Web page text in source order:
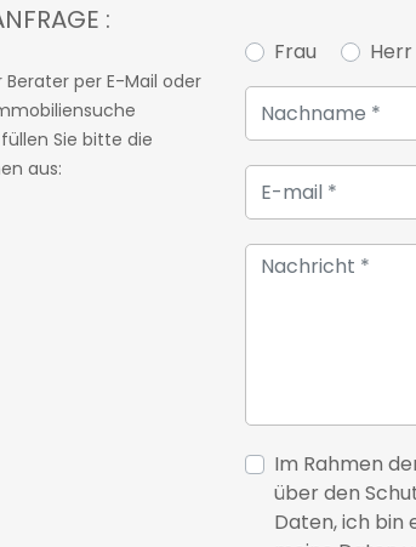
:
per E-Mail oder
Sie bitte die
aus:
Frau Herr
Im Rahmen
über den
Daten, ich bin